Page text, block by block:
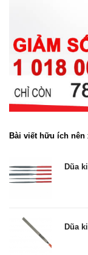
Bài viết hữu ích nên
Dũa
Dũa